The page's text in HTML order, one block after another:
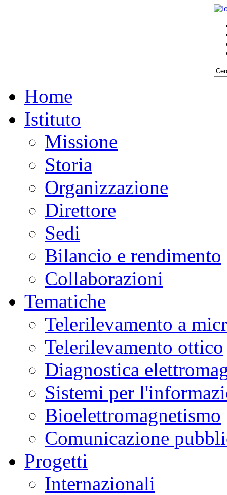
Home
Istituto
Missione
Storia
Organizzazione
Direttore
Sedi
Bilancio e rendimento
Collaborazioni
Tematiche
Telerilevamento a
Telerilevamento ottico
Diagnostica
Sistemi per
Bioelettromagnetismo
Comunicazione
Progetti
Internazionali